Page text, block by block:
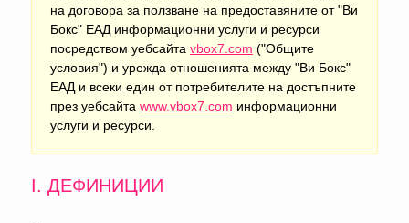
на договора за ползване на предоставяните от "Ви
Бокс" ЕАД информационни услуги и ресурси
посредством уебсайта vbox7.com ("Общите
условия") и урежда отношенията между "Ви Бокс"
ЕАД и всеки един от потребителите на достъпните
през уебсайта www.vbox7.com информационни
услуги и ресурси.
І. ДЕФИНИЦИИ